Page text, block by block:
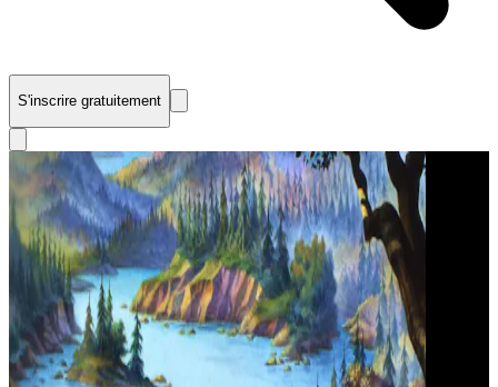
S'inscrire gratuitement